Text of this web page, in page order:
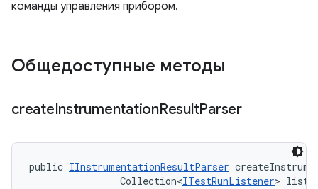
команды управления прибором.
Общедоступные методы
createInstrumentationResultParser
public IInstrumentationResultParser
                Collection<
ITestRunListener>